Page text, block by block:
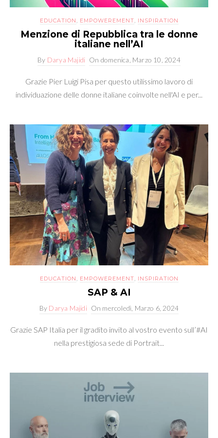
EDUCATION , EMPOWEREMENT, INSPIRATION
Menzione di Repubblica tra le donne
italiane nell’AI
By Darya Majidi On domenica, Marzo 10, 2024
Grazie Pier Luigi Pisa per questo utilissimo lavoro di
individuazione delle donne italiane coinvolte nell'AI e per...
EDUCATION , EMPOWEREMENT, INSPIRATION
SAP & AI
By Darya Majidi On mercoledì, Marzo 6, 2024
Grazie SAP Italia per il gradito invito al vostro evento sull’#AI
nella prestigiosa sede di Portrait...